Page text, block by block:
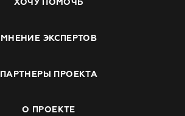
МНЕНИЕ ЭКСПЕРТОВ
ПАРТНЕРЫ ПРОЕКТА
О ПРОЕКТЕ